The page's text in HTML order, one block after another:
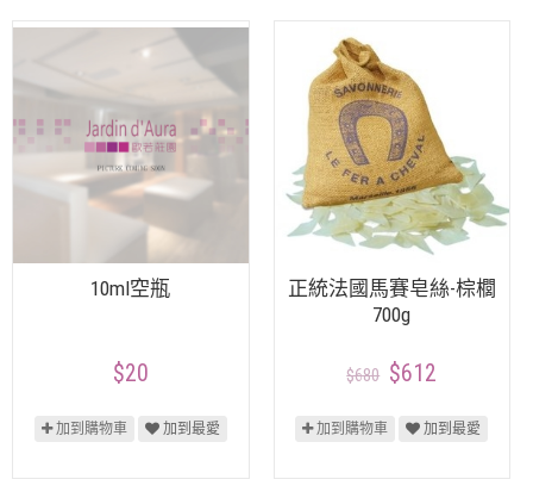
10ml空瓶
$20
加到購物車 加到最愛
正統法國馬賽皂絲-棕櫚
700g
$680 $612
加到購物車 加到最愛